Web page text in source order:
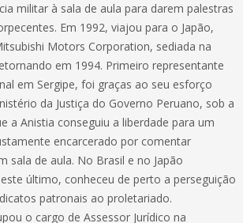
militar à sala de aula para darem palestras
Em 1992, viajou para o Japão,
Motors Corporation, sediada na
em 1994. Primeiro representante
em Sergipe, foi graças ao seu esforço
da Justiça do Governo Peruano, sob a
a Anistia conseguiu a liberdade para um
encarcerado por comentar
sala de aula. No Brasil e no Japão
último, conheceu de perto a perseguição
patronais ao proletariado.
o cargo de Assessor Jurídico na